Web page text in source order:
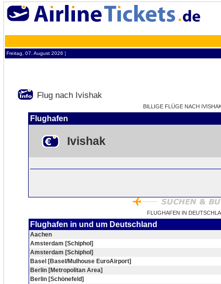
Freitag, 07. August 2026 ¦
Flug nach Ivishak
BILLIGE FLÜGE NACH
Flughafen
Ivishak
FLUGHAFEN IN
Flughafen in und um Deutschland
Aachen
Amsterdam [Schiphol]
Amsterdam [Schiphol]
Basel [Basel/Mulhouse EuroAirport]
Berlin [Metropolitan Area]
Berlin [Schönefeld]